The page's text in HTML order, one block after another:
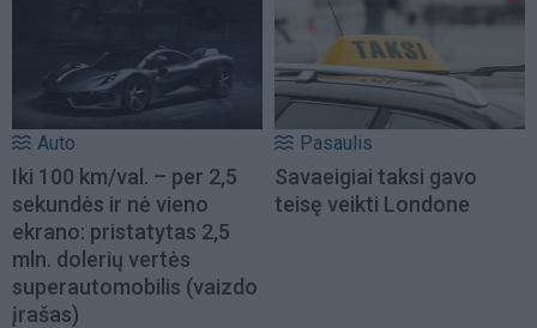
Auto
Iki 100 km/val. – per 2,5
sekundės ir nė vieno
ekrano: pristatytas 2,5
mln. dolerių vertės
superautomobilis (vaizdo
įrašas)
Pasaulis
Savaeigiai taksi gavo
teisę veikti Londone